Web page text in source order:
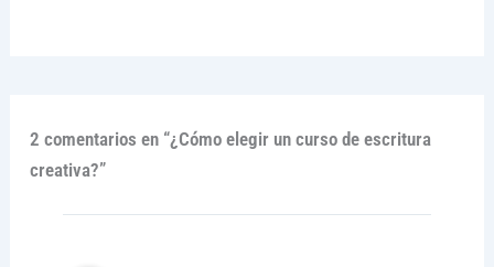
2 comentarios en “¿Cómo elegir un curso de escritura
creativa?”